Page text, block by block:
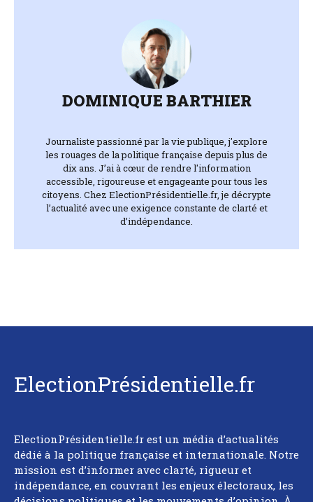
DOMINIQUE BARTHIER
Journaliste passionné par la vie publique, j'explore
les rouages de la politique française depuis plus de
dix ans. J’ai à cœur de rendre l'information
accessible, rigoureuse et engageante pour tous les
citoyens. Chez ElectionPrésidentielle.fr, je décrypte
l’actualité avec une exigence constante de clarté et
d’indépendance.
ElectionPrésidentielle.fr
ElectionPrésidentielle.fr est un média d’actualités
dédié à la politique française et internationale. Notre
mission est d’informer avec clarté, rigueur et
indépendance, en couvrant les enjeux électoraux, les